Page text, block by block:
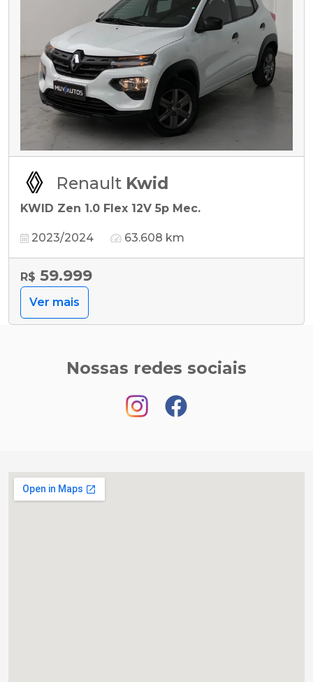
Renault Kwid
KWID Zen 1.0 Flex 12V 5p Mec.
2023/2024 63.608 km
R$ 59.999
Ver mais
Nossas redes sociais